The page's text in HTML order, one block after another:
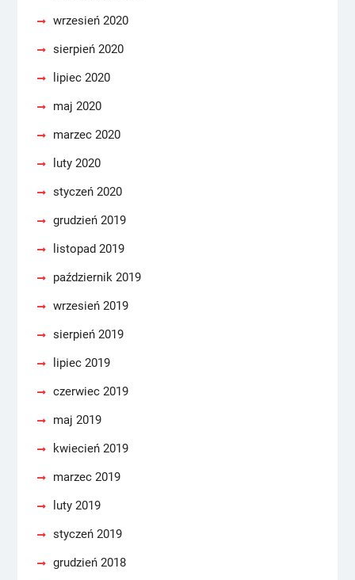
wrzesień 2020
sierpień 2020
lipiec 2020
maj 2020
marzec 2020
luty 2020
styczeń 2020
grudzień 2019
listopad 2019
październik 2019
wrzesień 2019
sierpień 2019
lipiec 2019
czerwiec 2019
maj 2019
kwiecień 2019
marzec 2019
luty 2019
styczeń 2019
grudzień 2018